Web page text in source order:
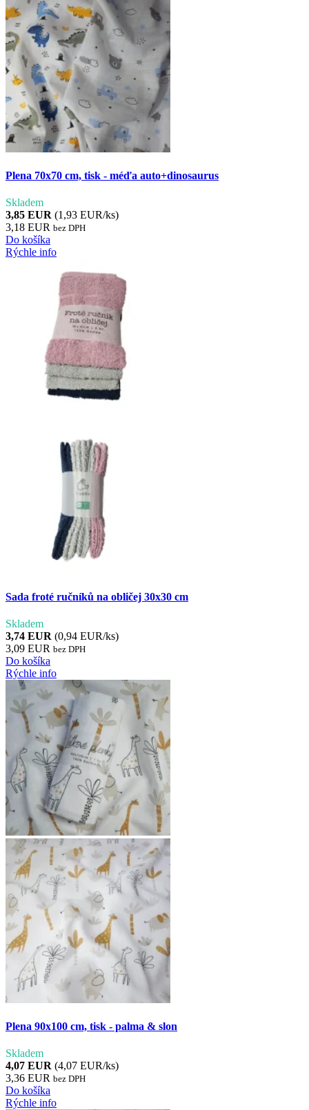
Plena 70x70 cm, tisk - méďa auto+dinosaurus
Skladem
3,85 EUR (1,93 EUR/ks)
3,18 EUR bez DPH
Do košíka
Rýchle info
Sada froté ručníků na obličej 30x30 cm
Skladem
3,74 EUR (0,94 EUR/ks)
3,09 EUR bez DPH
Do košíka
Rýchle info
Plena 90x100 cm, tisk - palma & slon
Skladem
4,07 EUR (4,07 EUR/ks)
3,36 EUR bez DPH
Do košíka
Rýchle info